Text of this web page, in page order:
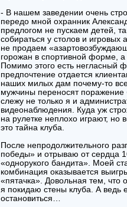
- В нашем заведении очень
передо мной охранник
предлогом не пускаем детей,
собираться у столов и игровых
не продаем
горожан в спортивной форме, а
Помимо этого есть негласный
предпочтение отдается
наших милых дам почему-то
мужчины переносят поражение
слежу не только я и
видеонаблюдения. Куда уж
на рулетке неплохо играют, но
это тайна клуба.
После непродолжительного
победы» и отрываю от сердца
«однорукого бандита». Моей
комбинация оказывается
«пятачка». Довольная тем, что
я покидаю стены клуба. А ведь
остановиться…